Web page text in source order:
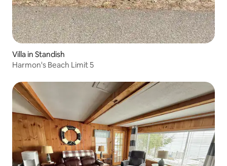
Villa in Standish
Harmon's Beach Limit 5